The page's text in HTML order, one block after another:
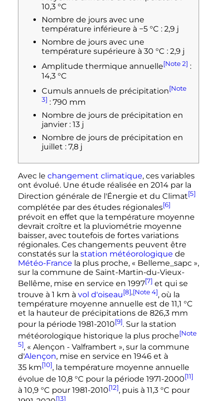
10,3 °C
Nombre de jours avec une
température inférieure à −5 °C : 2,9 j
Nombre de jours avec une
température supérieure à 30 °C : 2,9 j
Amplitude thermique annuelle[Note 2] :
14,3 °C
Cumuls annuels de précipitation[Note
3] : 790 mm
Nombre de jours de précipitation en
janvier : 13 j
Nombre de jours de précipitation en
juillet : 7,8 j
Avec le changement climatique, ces variables
ont évolué. Une étude réalisée en 2014 par la
Direction générale de l'Énergie et du Climat[5]
complétée par des études régionales[6]
prévoit en effet que la température moyenne
devrait croître et la pluviométrie moyenne
baisser, avec toutefois de fortes variations
régionales. Ces changements peuvent être
constatés sur la station météorologique de
Météo-France la plus proche, « Belleme_sapc »,
sur la commune de Saint-Martin-du-Vieux-
Bellême, mise en service en 1997[7] et qui se
trouve à 1 km à vol d'oiseau[8],[Note 4], où la
température moyenne annuelle est de 11,1 °C
et la hauteur de précipitations de 826,3 mm
pour la période 1981-2010[9]. Sur la station
météorologique historique la plus proche[Note
5], « Alençon - Valframbert », sur la commune
d'Alençon, mise en service en 1946 et à
35 km[10], la température moyenne annuelle
évolue de 10,8 °C pour la période 1971-2000[11]
à 10,9 °C pour 1981-2010[12], puis à 11,3 °C pour
[13]